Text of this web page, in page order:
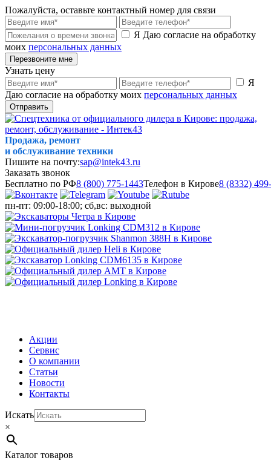
Пожалуйста, оставьте контактный номер для связи
Я Даю согласие на обработку
моих персональных данных
Перезвоните мне
Узнать цену
Я
Даю согласие на обработку моих персональных данных
Отправить
Продажа, ремонт
и обслуживание техники
Пишите на почту:sap@intek43.ru
Заказать звонок
Бесплатно по РФ8 (800) 775-1443Телефон в Кирове8 (8332)
пн-пт: 09:00-18:00; сб,вс: выходной
Акции
Сервис
О компании
Статьи
Новости
Контакты
Искать
×
Каталог товаров